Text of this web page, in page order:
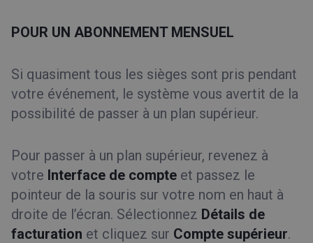
POUR UN ABONNEMENT MENSUEL
Si quasiment tous les sièges sont pris pendant
votre événement, le système vous avertit de la
possibilité de passer à un plan supérieur.
Pour passer à un plan supérieur, revenez à
votre Interface de compte et passez le
pointeur de la souris sur votre nom en haut à
droite de l’écran. Sélectionnez Détails de
facturation et cliquez sur Compte supérieur.